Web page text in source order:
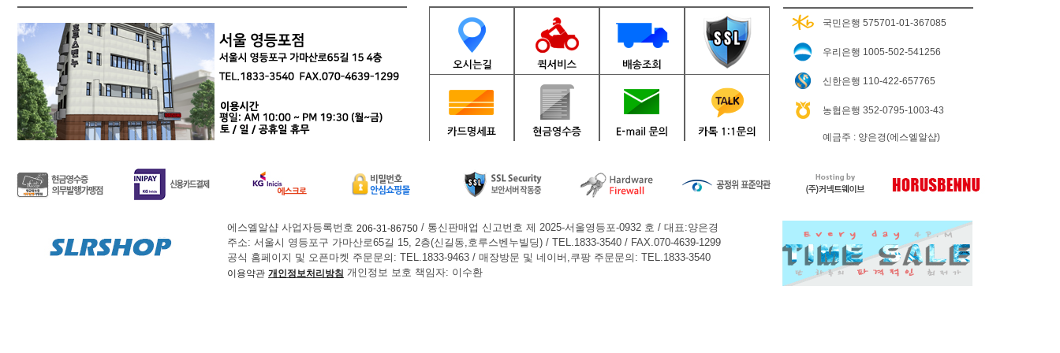
국민은행 575701-01-367085
우리은행 1005-502-541256
신한은행 110-422-657765
농협은행 352-0795-1003-43
예금주 : 양은경(에스엘알샵)
에스엘알샵 사업자등록번호 206-31-86750 / 통신판매업 신고번호 제 2025-서울영등포-0932 호 / 대표:양은경
주소: 서울시 영등포구 가마산로65길 15, 2층(신길동,호루스벤누빌딩) / TEL.1833-3540 / FAX.070-4639-1299
공식 홈페이지 및 오픈마켓 주문문의: TEL.1833-9463 / 매장방문 및 네이버,쿠팡 주문문의: TEL.1833-3540
이용약관 개인정보처리방침 개인정보 보호 책임자: 이수환